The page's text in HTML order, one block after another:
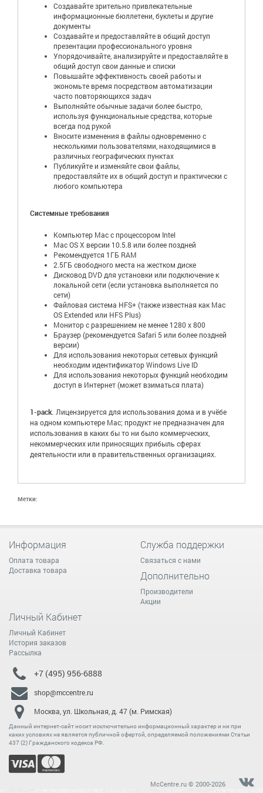
Создавайте зрительно привлекательные
информационные бюллетени, буклеты и другие
документы
Создавайте и предоставляйте в общий доступ
презентации профессионального уровня
Упорядочивайте, анализируйте и предоставляйте в
общий доступ свои данные и списки
Повышайте эффективность своей работы и
экономьте время посредством автоматизации
часто повторяющихся задач
Выполняйте обычные задачи более быстро,
используя функциональные средства, которые
всегда под рукой
Вносите изменения в файлы одновременно с
несколькими пользователями, находящимися в
различных географических пунктах
Публикуйте и изменяйте свои файлы,
предоставляйте их в общий доступ и практически с
любого компьютера
Системные требования
Компьютер Mac с процессором Intel
Mac OS X версии 10.5.8 или более поздней
Рекомендуется 1ГБ RAM
2.5ГБ свободного места на жестком диске
Дисковод DVD для установки или подключение к
локальной сети (если установка выполняется по
сети)
Файловая система HFS+ (также известная как Mac
OS Extended или HFS Plus)
Монитор с разрешением не менее 1280 x 800
Браузер (рекомендуется Safari 5 или более поздней
версии)
Для использования некоторых сетевых функций
необходим идентификатор Windows Live ID
Для использования некоторых функций необходим
доступ в Интернет (может взиматься плата)
1-pack. Лицензируется для использования дома и в учёбе
на одном компьютере Mac; продукт не предназначен для
использования в каких бы то ни было коммерческих,
некоммерческих или приносящих прибыль сферах
деятельности или в правительственных организациях.
Метки:
Информация
Оплата товара
Доставка товара
Служба поддержки
Связаться с нами
Дополнительно
Производители
Акции
Личный Кабинет
Личный Кабинет
История заказов
Рассылка
+7 (495) 956-6888
shop@mccentre.ru
Москва, ул. Школьная, д. 47 (м. Римская)
Данный интернет-сайт носит исключительно информационный характер и ни при
каких условиях не является публичной офертой, определяемой положениями Статьи
437 (2) Гражданского кодекса РФ.
McCentre.ru © 2000-2026